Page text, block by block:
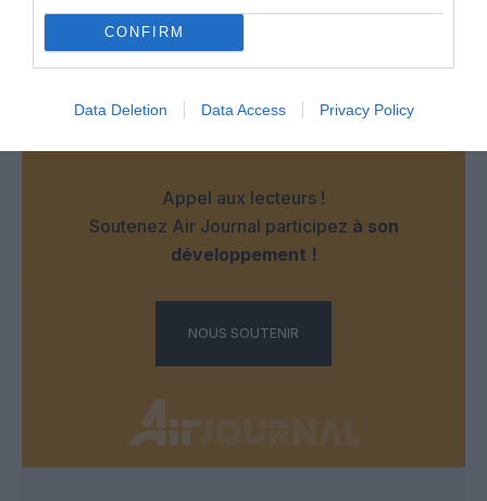
CONFIRM
Data Deletion Data Access Privacy Policy
Appel aux lecteurs !
Soutenez Air Journal participez à son
développement !
NOUS SOUTENIR